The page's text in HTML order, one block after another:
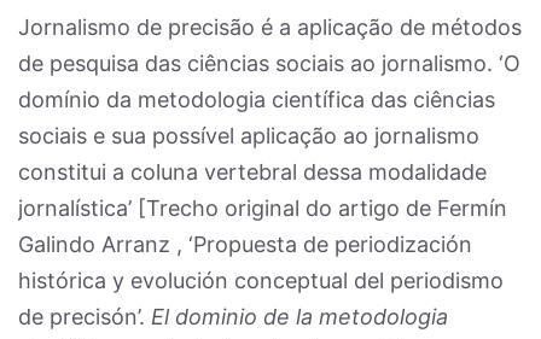
Jornalismo de precisão é a aplicação de métodos
de pesquisa das ciências sociais ao jornalismo. ‘O
domínio da metodologia científica das ciências
sociais e sua possível aplicação ao jornalismo
constitui a coluna vertebral dessa modalidade
jornalística’ [Trecho original do artigo de Fermín
Galindo Arranz , ‘Propuesta de periodización
histórica y evolución conceptual del periodismo
de precisón’. El dominio de la metodologia